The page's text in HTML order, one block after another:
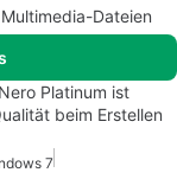
Dateien
Platinum ist
beim Erstellen
7